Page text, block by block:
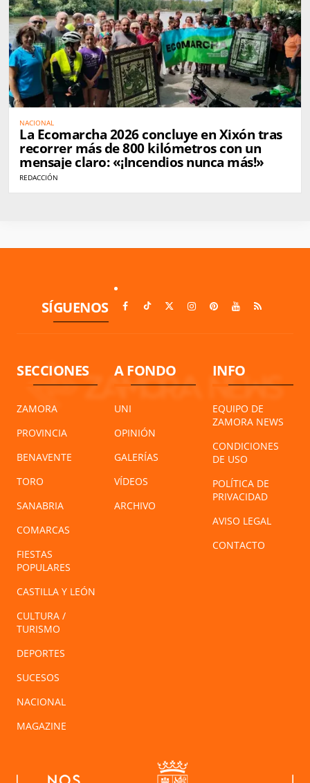
NACIONAL
La Ecomarcha 2026 concluye en Xixón tras
recorrer más de 800 kilómetros con un
mensaje claro: «¡Incendios nunca más!»
REDACCIÓN
SÍGUENOS
SECCIONES
ZAMORA
PROVINCIA
BENAVENTE
TORO
SANABRIA
COMARCAS
FIESTAS
POPULARES
CASTILLA Y LEÓN
CULTURA /
TURISMO
DEPORTES
SUCESOS
NACIONAL
MAGAZINE
A FONDO
UNI
OPINIÓN
GALERÍAS
VÍDEOS
ARCHIVO
INFO
EQUIPO DE
ZAMORA NEWS
CONDICIONES
DE USO
POLÍTICA DE
PRIVACIDAD
AVISO LEGAL
CONTACTO